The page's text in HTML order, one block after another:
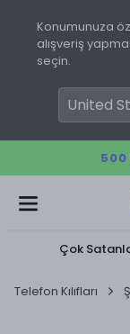
Konumunuza
alışveriş
seçin.
500
Çok
Telefon Kılıfları